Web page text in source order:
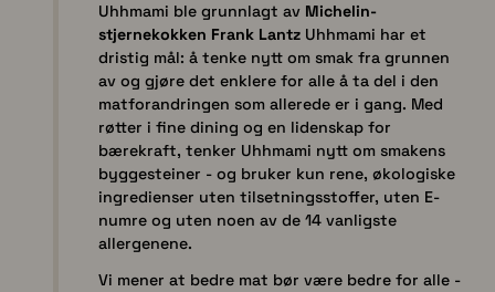
Uhhmami ble grunnlagt av Michelin-
stjernekokken Frank Lantz Uhhmami har et
dristig mål: å tenke nytt om smak fra grunnen
av og gjøre det enklere for alle å ta del i den
matforandringen som allerede er i gang. Med
røtter i fine dining og en lidenskap for
bærekraft, tenker Uhhmami nytt om smakens
byggesteiner - og bruker kun rene, økologiske
ingredienser uten tilsetningsstoffer, uten E-
numre og uten noen av de 14 vanligste
allergenene.
Vi mener at bedre mat bør være bedre for alle -